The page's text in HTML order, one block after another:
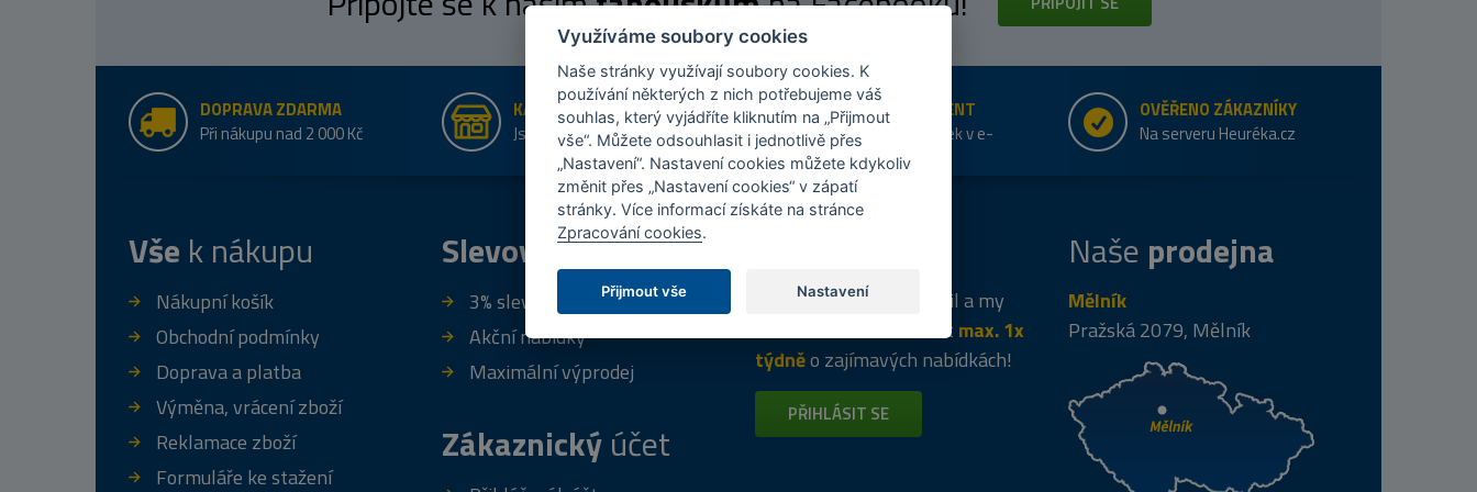
DOPRAVA ZDARMA
Při nákupu nad 2 000 Kč
KAMENNÉ PRODEJNY
Jsme na trhu více než 10 let
ŠIROKÝ SORTIMENT
Přes 20 tis. položek v e-
shopu
OVĚŘENO ZÁKAZNÍKY
Na serveru Heuréka.cz
Vše k nákupu
Nákupní košík
Obchodní podmínky
Doprava a platba
Výměna, vrácení zboží
Reklamace zboží
Formuláře ke stažení
Slevový program
3% sleva za registraci
Akční nabídky
Maximální výprodej
Zákaznickýúčet
Napište nám svůj e-mail a my
vás budeme informovat max. 1x
týdněo zajímavých nabídkách!
PŘIHLÁSIT SE
Naše prodejna
Mělník
Pražská 2079, Mělník
Využíváme soubory cookies
Naše stránky využívají soubory cookies. K
používání některých z nich potřebujeme váš
souhlas, který vyjádříte kliknutím na „Přijmout
vše“. Můžete odsouhlasit i jednotlivě přes
„Nastavení“. Nastavení cookies můžete kdykoliv
změnit přes „Nastavení cookies“ v zápatí
stránky. Více informací získáte na stránce
Zpracování cookies.
Přijmout vše Nastavení